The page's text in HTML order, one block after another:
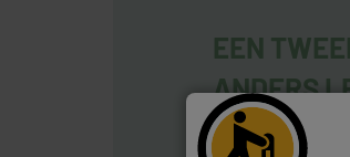
EEN
ANDERS
Ontdek ons